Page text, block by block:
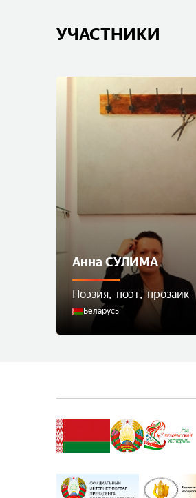
УЧАСТНИКИ
Анна СУЛИМА
Поэзия поэт прозаик
Беларусь